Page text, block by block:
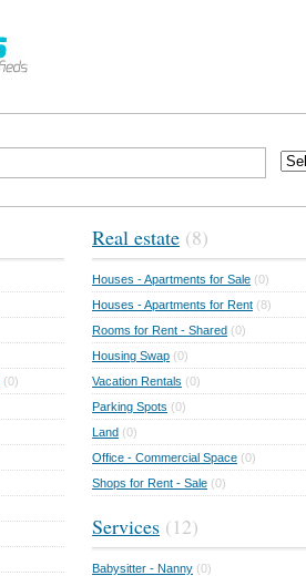
(0)
Real estate (8)
Houses - Apartments for Sale (0)
Houses - Apartments for Rent (8)
Rooms for Rent - Shared (0)
Housing Swap (0)
Vacation Rentals (0)
Parking Spots (0)
Land (0)
Office - Commercial Space (0)
Shops for Rent - Sale (0)
Services (12)
Babysitter - Nanny (0)